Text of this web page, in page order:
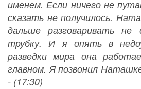
именем. Если ничего не
сказать не получилось.
дальше разговаривать
трубку. И я опять в
разведки мира она
главном. Я позвонил
- (17:30)